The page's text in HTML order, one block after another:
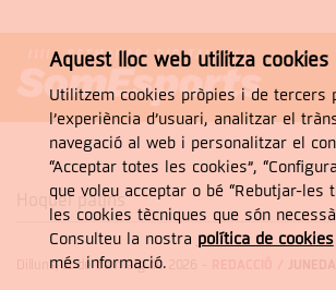
NAVEGACIÓ
Cercar
CERCAR
Hoquei patins
Dilluns, 11 de de maig de 2026 JUNEDA
Aquest lloc web utilitza cookies
Utilitzem cookies pròpies i de tercers
l’experiència d’usuari, analitzar el
navegació al web i personalitzar el
“Acceptar totes les cookies”,
que voleu acceptar o bé “Rebutjar-les
les cookies tècniques que són
Consulteu la nostra política de cookies
més informació.